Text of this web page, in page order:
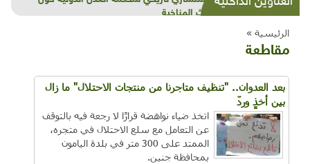
وحاكورة ونوبل وزيتون و"سيباط"
الرئيسية »
مقاطعة
بعد العدوان.. "تنظيف متاجرنا من منتجات الاحتلال" ما زال
بين أخذٍ وردّ
اتخذ ضياء نواهضة قرارًا لا رجعة فيه بالتوقف
عن التعامل مع سلع الاحتلال في متجره،
الممتد على 300 متر في بلدة اليامون
بمحافظة جنين.